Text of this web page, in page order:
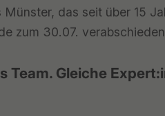
das seit über 15
zum 30.07.
Team. Gleiche